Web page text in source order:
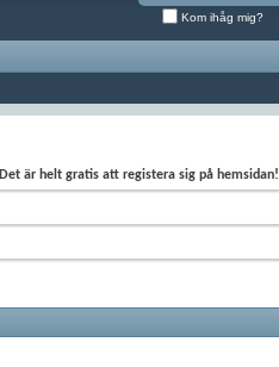
Kom ihåg mig?
Det är helt gratis att registera sig på hemsidan!